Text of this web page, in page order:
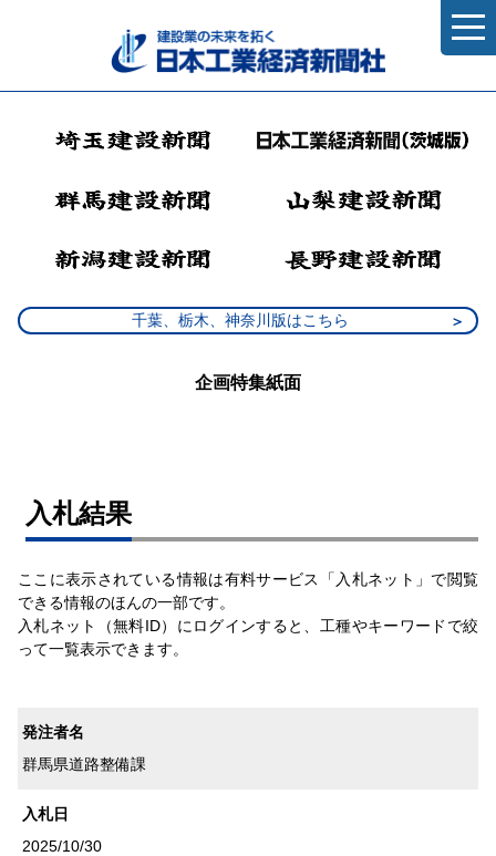
千葉、栃木、神奈川版はこちら
企画特集紙面
⼊札結果
ここに表示されている情報は有料サービス「入札ネット」で閲覧
できる情報のほんの一部です。
入札ネット（無料ID）にログインすると、工種やキーワードで絞
って一覧表示できます。
発注者名
群馬県道路整備課
入札日
2025/10/30